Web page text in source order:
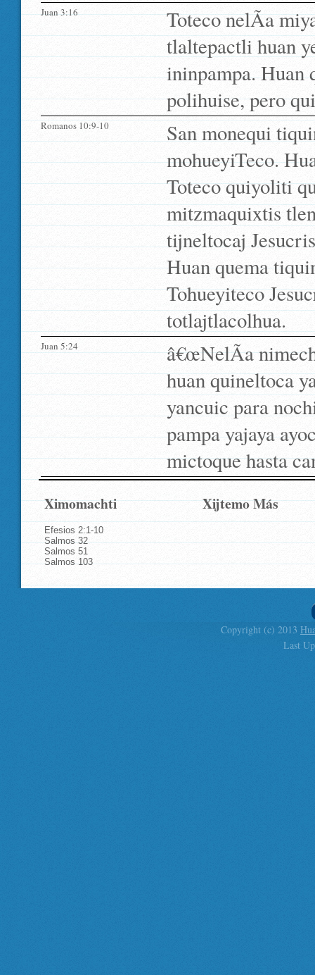
Juan 3:16
Toteco nelÃ­a
tlaltepactli huan
ininpampa. Huan
polihuise, pero
Romanos 10:9-10
San monequi
mohueyiTeco.
Toteco quiyoliti
mitzmaquixtis
tijneltocaj
Huan quema
Tohueyiteco
totlajtlacolhua.
Juan 5:24
â€œNelÃ­a
huan quineltoca
yancuic para
pampa yajaya
mictoque hasta
Ximomachti Xijtemo Más
Efesios 2:1-10
Salmos 32
Salmos 51
Salmos 103
Copyright (c) 2013
Last